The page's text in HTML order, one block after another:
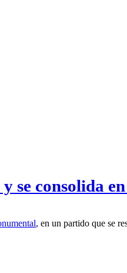
se consolida
, en un partido que se